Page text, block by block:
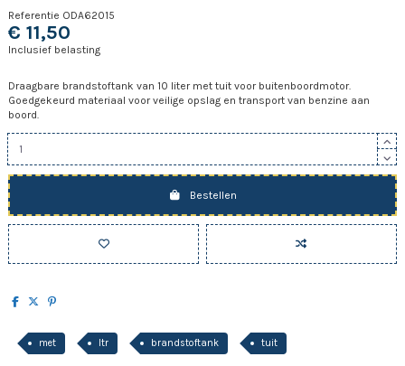
Referentie ODA62015
€ 11,50
Inclusief belasting
Draagbare brandstoftank van 10 liter met tuit voor buitenboordmotor.
Goedgekeurd materiaal voor veilige opslag en transport van benzine aan
boord.
Bestellen
met ltr brandstoftank tuit